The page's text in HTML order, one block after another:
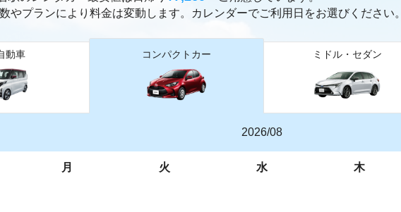
やプランにより料金は変動します。カレンダーでご利用日をお選びください。
動車 コンパクトカー ミドル・セダン
2026/08
月 火 水 木